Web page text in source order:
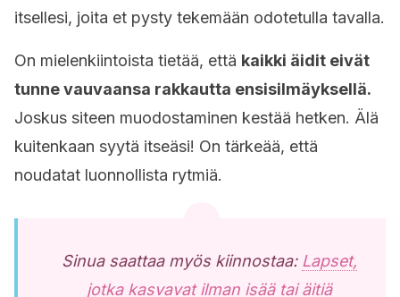
itsellesi, joita et pysty tekemään odotetulla tavalla.
On mielenkiintoista tietää, että kaikki äidit eivät
tunne vauvaansa rakkautta ensisilmäyksellä.
Joskus siteen muodostaminen kestää hetken. Älä
kuitenkaan syytä itseäsi! On tärkeää, että
noudatat luonnollista rytmiä.
Sinua saattaa myös kiinnostaa: Lapset,
jotka kasvavat ilman isää tai äitiä